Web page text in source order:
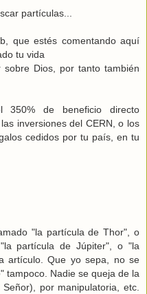
partículas...
que estés comentando aquí
tu vida
Dios, por tanto también
350% de beneficio directo
inversiones del CERN, o los
cedidos por tu país, en tu
"la partícula de Thor", o
partícula de Júpiter", o "la
artículo. Que yo sepa, no se
tampoco. Nadie se queja de la
por manipulatoria, etc.